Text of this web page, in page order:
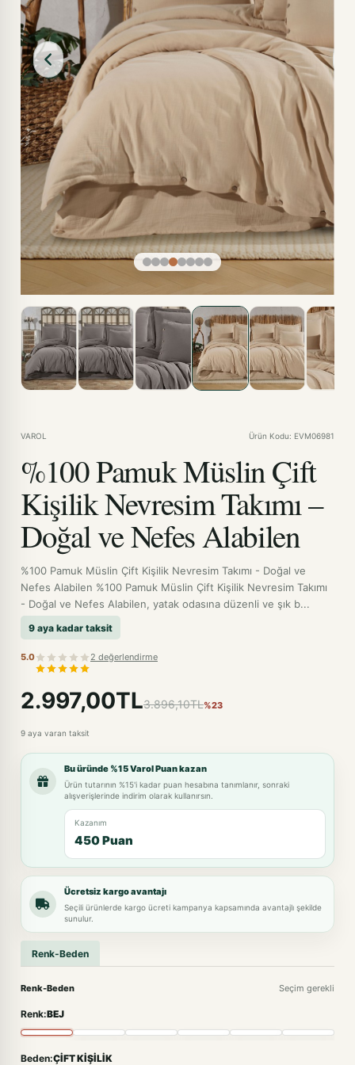
VAROL Ürün Kodu: EVM06981
%100 Pamuk Müslin Çift
Kişilik Nevresim Takımı –
Doğal ve Nefes Alabilen
%100 Pamuk Müslin Çift Kişilik Nevresim Takımı - Doğal ve
Nefes Alabilen %100 Pamuk Müslin Çift Kişilik Nevresim Takımı
- Doğal ve Nefes Alabilen, yatak odasına düzenli ve şık b...
9 aya kadar taksit
5.0 2 değerlendirme
2.997,00TL3.896,10TL%23
9 aya varan taksit
Bu üründe %15 Varol Puan kazan
Ürün tutarının %15'i kadar puan hesabına tanımlanır, sonraki
alışverişlerinde indirim olarak kullanırsın.
Kazanım
450 Puan
Ücretsiz kargo avantajı
Seçili ürünlerde kargo ücreti kampanya kapsamında avantajlı şekilde
sunulur.
Renk-Beden
Renk-Beden Seçim gerekli
Renk:BEJ
Beden:ÇİFT KİŞİLİK